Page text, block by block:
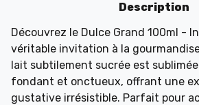
Description
Découvrez le Dulce Grand 100ml -
véritable invitation à la
lait subtilement sucrée est
fondant et onctueux, offrant une
gustative irrésistible. Parfait pour